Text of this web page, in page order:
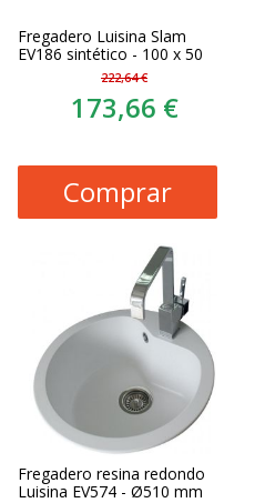
Fregadero Luisina Slam
EV186 sintético - 100 x 50
222,64 €
173,66 €
Comprar
Fregadero resina redondo
Luisina EV574 - Ø510 mm